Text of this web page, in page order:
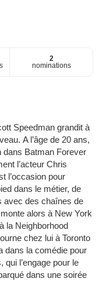
2
nominations
Speedman grandit à
A l’âge de 20 ans,
dans Batman Forever
l’acteur Chris
l’occasion pour
dans le métier, de
avec des chaînes de
alors à New York
la Neighborhood
chez lui à Toronto
dans la comédie pour
l’engage pour le
dans une soirée